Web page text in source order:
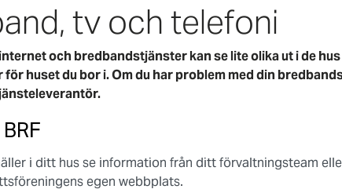
tv och telefoni
och bredbandstjänster kan se lite olika ut i de
för huset du bor i. Om du har problem med din
i ditt hus se information från ditt förvaltningsteam
egen webbplats.